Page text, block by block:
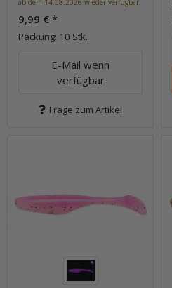
ab dem 14.08.2026 wieder verfügbar.
9,99 € *
Packung: 10 Stk.
E-Mail wenn
verfügbar
Frage zum Artikel